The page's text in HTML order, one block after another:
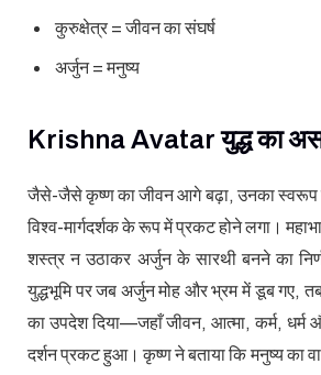
कुरुक्षेत्र = जीवन का संघर्ष
अर्जुन = मनुष्य
Krishna Avatar युद्ध का
जैसे-जैसे कृष्ण का जीवन आगे बढ़ा, उनका स्वरूप
विश्व-मार्गदर्शक के रूप में प्रकट होने लगा।
शस्त्र न उठाकर अर्जुन के सारथी बनने का
युद्धभूमि पर जब अर्जुन मोह और भ्रम में डूब गए,
का उपदेश दिया—जहाँ जीवन, आत्मा, कर्म, धर्म
दर्शन प्रकट हुआ। कृष्ण ने बताया कि मनुष्य का